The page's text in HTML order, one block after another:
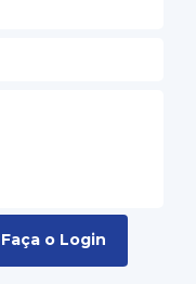
Faça o Login